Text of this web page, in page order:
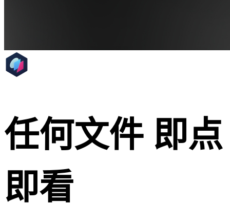
任何文件 即点
即看